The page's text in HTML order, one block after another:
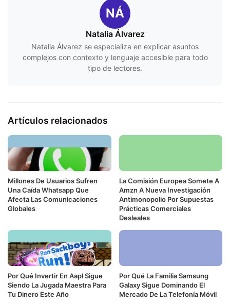
NÁ
Natalia Álvarez
Natalia Álvarez se especializa en explicar asuntos
complejos con contexto y lenguaje accesible para todo
tipo de lectores.
Artículos relacionados
Millones De Usuarios Sufren
Una Caída Whatsapp Que
Afecta Las Comunicaciones
Globales
La Comisión Europea Somete A
Amzn A Nueva Investigación
Antimonopolio Por Supuestas
Prácticas Comerciales
Desleales
Por Qué Invertir En Aapl Sigue
Siendo La Jugada Maestra Para
Tu Dinero Este Año
Por Qué La Familia Samsung
Galaxy Sigue Dominando El
Mercado De La Telefonía Móvil